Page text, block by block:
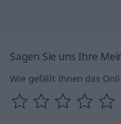
Sagen Sie uns Ihre
Wie gefällt Ihnen das